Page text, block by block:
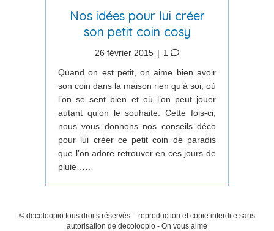
Nos idées pour lui créer
son petit coin cosy
26 février 2015 | 1
Quand on est petit, on aime bien avoir
son coin dans la maison rien qu’à soi, où
l’on se sent bien et où l’on peut jouer
autant qu’on le souhaite. Cette fois-ci,
nous vous donnons nos conseils déco
pour lui créer ce petit coin de paradis
que l’on adore retrouver en ces jours de
pluie……
© decoloopio tous droits réservés. - reproduction et copie interdite sans
autorisation de decoloopio - On vous aime